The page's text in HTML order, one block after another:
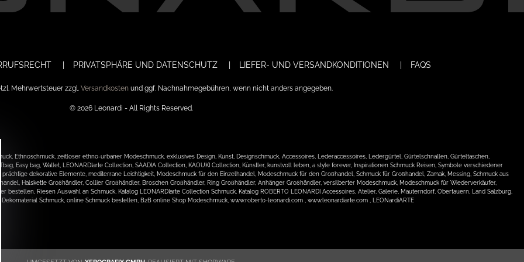
PRIVATSPHÄRE UND DATENSCHUTZ LIEFER- UND VERSANDKONDITIONEN FAQS
Mehrwertsteuer zzgl. Versandkosten und ggf. Nachnahmegebühren, wenn nicht anders angegeben.
© 2026 Leonardi - All Rights Reserved.
Ethnoschmuck, zeitloser ethno-urbaner Modeschmuck, exklusives Design, Kunst, Designschmuck, Accessoires, Lederaccessoires, Ledergürtel, Gürtelschnallen, Gürteltaschen,
Easy bag, Wallet, LEONARDIarte Collection, SAADIA Collection, KAOUKI Collection, Künstler, kunstvoll leben, a style forever, Inspirationen Schmuck Reisen, Symbole verschiedener
dekorative Elemente, mediterrane Leichtigkeit, Modeschmuck für den Einzelhandel, Modeschmuck für den Großhandel, Schmuck für Großhandel, Zamak, Messing, Schmuck aus
Halskette Großhändler, Collier Großhändler, Broschen Großhändler, Ring Großhändler, Anhänger Großhändler, versilberter Modeschmuck, Modeschmuck für Wiederverkäufer,
Riesen Auswahl an Schmuck, Katalog LEONARDIarte Collection Schmuck, Katalog ROBERTO LEONARDI Accessoires, Atelier, Galerie, Mauterndorf, Obertauern, Land Salzburg,
Dekomaterial Schmuck, online Schmuck bestellen, B2B online Shop Modeschmuck, www.roberto-leonardi.com , www.leonardiarte.com , LEONardiARTE